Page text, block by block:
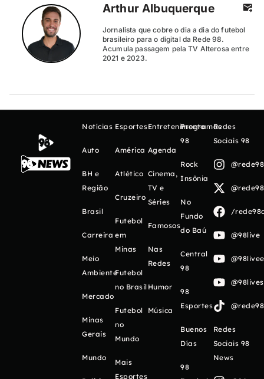
Arthur Albuquerque
Jornalista que cobre o dia a dia do futebol
brasileiro para o digital da Rede 98.
Acumula passagem pela TV Alterosa entre
2021 e 2023.
Notícias
Auto
BH e
Região
Brasil
Carreira
Meio
Ambiente
Mercado
Minas
Gerais
Mundo
Esportes
América
Atlético
Cruzeiro
Futebol
em
Minas
Futebol
no Brasil
Futebol
no
Mundo
Mais
Esportes
Entretenimento
Agenda
Cinema,
TV e
Séries
Famosos
Nas
Redes
Humor
Música
Programas
98
Rock
Insônia
No
Fundo
do Baú
Central
98
98
Esportes
Buenos
Días
98
Redes
Sociais 98
/
@98live
Redes
Sociais 98
News